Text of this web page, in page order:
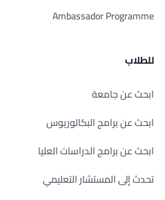
Ambassador Programme
للطلاب
ابحث عن جامعة
ابحث عن برامج البكالوريوس
ابحث عن برامج الدراسات العليا
تحدث إلى المستشار التعليمي